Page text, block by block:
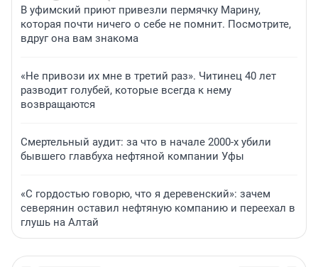
В уфимский приют привезли пермячку Марину,
которая почти ничего о себе не помнит. Посмотрите,
вдруг она вам знакома
«Не привози их мне в третий раз». Читинец 40 лет
разводит голубей, которые всегда к нему
возвращаются
Смертельный аудит: за что в начале 2000-х убили
бывшего главбуха нефтяной компании Уфы
«С гордостью говорю, что я деревенский»: зачем
северянин оставил нефтяную компанию и переехал в
глушь на Алтай